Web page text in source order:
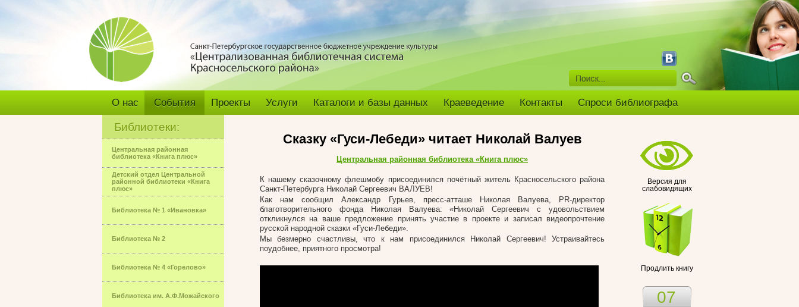
О нас События Проекты Услуги Каталоги и базы данных Краеведение Контакты Спроси библиографа
Библиотеки:
Центральная районная
библиотека «Книга плюс»
Детский отдел Центральной
районной библиотеки «Книга
плюс»
Библиотека № 1 «Ивановка»
Библиотека № 2
Библиотека № 4 «Горелово»
Библиотека им. А.Ф.Можайского
Версия для
слабовидящих
Продлить книгу
07
Сказку «Гуси-Лебеди» читает Николай Валуев
Центральная районная библиотека «Книга плюс»
К нашему сказочному флешмобу присоединился почётный житель Красносельского района
Санкт-Петербурга Николай Сергеевич ВАЛУЕВ!
Как нам сообщил Александр Гурьев, пресс-атташе Николая Валуева, PR-директор
благотворительного фонда Николая Валуева: «Николай Сергеевич с удовольствием
откликнулся на ваше предложение принять участие в проекте и записал видеопрочтение
русской народной сказки «Гуси-Лебеди».
Мы безмерно счастливы, что к нам присоединился Николай Сергеевич! Устраивайтесь
поудобнее, приятного просмотра!